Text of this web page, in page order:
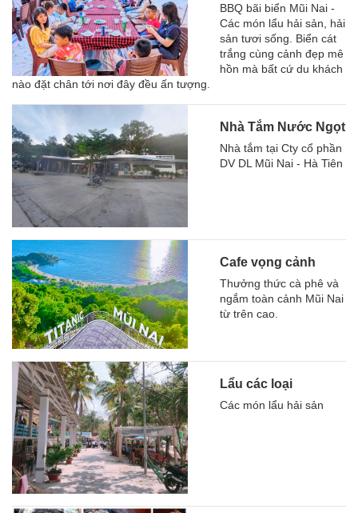
BBQ bãi biển Mũi Nai -
Các món lẩu hải sản, hải
sản tươi sống. Biển cát
trắng cùng cảnh đẹp mê
hồn mà bất cứ du khách
nào đặt chân tới nơi đây đều ấn tượng.
Nhà Tắm Nước Ngọt
Nhà tắm tại Cty cổ phần
DV DL Mũi Nai - Hà Tiên
Cafe vọng cảnh
Thưởng thức cà phê và
ngắm toàn cảnh Mũi Nai
từ trên cao.
Lẩu các loại
Các món lẩu hải sản